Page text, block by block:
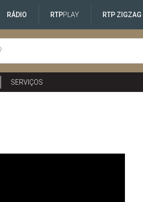
RÁDIO RTPPLAY RTP ZIGZAG
SERVIÇOS